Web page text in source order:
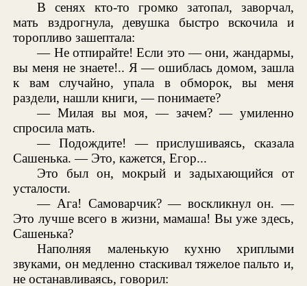
В сенях кто-то громко затопал, заворчал,
мать вздрогнула, девушка быстро вскочила и
торопливо зашептала:
— Не отпирайте! Если это — они, жандармы,
вы меня не знаете!.. Я — ошиблась домом, зашла
к вам случайно, упала в обморок, вы меня
раздели, нашли книги, — понимаете?
— Милая вы моя, — зачем? — умиленно
спросила мать.
— Подождите! — прислушиваясь, сказала
Сашенька. — Это, кажется, Егор...
Это был он, мокрый и задыхающийся от
усталости.
— Ага! Самоварчик? — воскликнул он. —
Это лучше всего в жизни, мамаша! Вы уже здесь,
Сашенька?
Наполняя маленькую кухню хриплыми
звуками, он медленно стаскивал тяжелое пальто и,
не останавливаясь, говорил: